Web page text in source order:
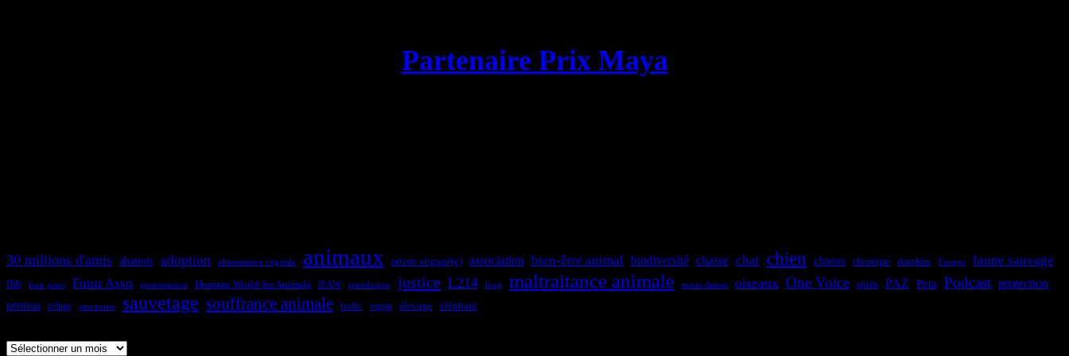
Partenaire Prix Maya
30 millions d'amis abattoir adoption alimentation végétale animaux artiste engagé(e) association bien-être animal biodiversité chasse chat chien chiens chronique dauphins Europe faune sauvage
fbb four paws Futur Asso gouvernance Humane World for Animals IFAW interdiction justice L214 loup maltraitance animale maria daines oiseaux One Voice ours PAZ Peta Podcast protection
pétition refuge sanctuaire sauvetage souffrance animale trafic vegan élevage éléphant